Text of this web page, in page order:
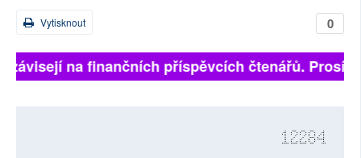
0
Vytisknout
na finančních příspěvcích čtenářů.
12284